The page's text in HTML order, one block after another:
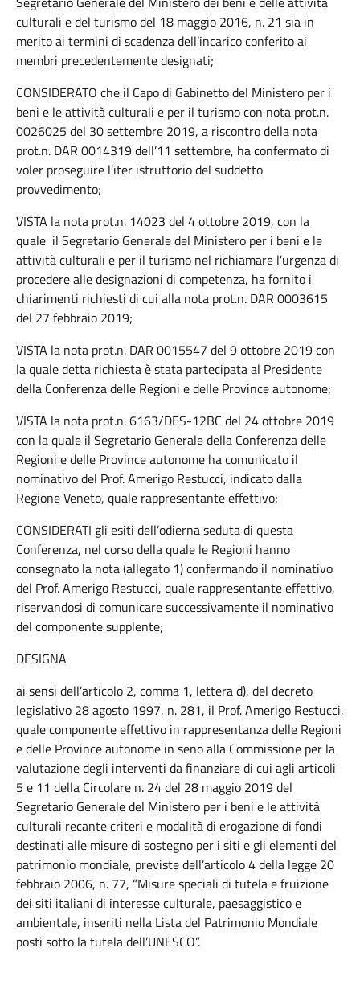
culturali e del turismo del 18 maggio 2016, n. 21 sia in
merito ai termini di scadenza dell’incarico conferito ai
membri precedentemente designati;
CONSIDERATO che il Capo di Gabinetto del Ministero per i
beni e le attività culturali e per il turismo con nota prot.n.
0026025 del 30 settembre 2019, a riscontro della nota
prot.n. DAR 0014319 dell’11 settembre, ha confermato di
voler proseguire l’iter istruttorio del suddetto
provvedimento;
VISTA la nota prot.n. 14023 del 4 ottobre 2019, con la
quale il Segretario Generale del Ministero per i beni e le
attività culturali e per il turismo nel richiamare l’urgenza di
procedere alle designazioni di competenza, ha fornito i
chiarimenti richiesti di cui alla nota prot.n. DAR 0003615
del 27 febbraio 2019;
VISTA la nota prot.n. DAR 0015547 del 9 ottobre 2019 con
la quale detta richiesta è stata partecipata al Presidente
della Conferenza delle Regioni e delle Province autonome;
VISTA la nota prot.n. 6163/DES-12BC del 24 ottobre 2019
con la quale il Segretario Generale della Conferenza delle
Regioni e delle Province autonome ha comunicato il
nominativo del Prof. Amerigo Restucci, indicato dalla
Regione Veneto, quale rappresentante effettivo;
CONSIDERATI gli esiti dell’odierna seduta di questa
Conferenza, nel corso della quale le Regioni hanno
consegnato la nota (allegato 1) confermando il nominativo
del Prof. Amerigo Restucci, quale rappresentante effettivo,
riservandosi di comunicare successivamente il nominativo
del componente supplente;
DESIGNA
ai sensi dell’articolo 2, comma 1, lettera d), del decreto
legislativo 28 agosto 1997, n. 281, il Prof. Amerigo Restucci,
quale componente effettivo in rappresentanza delle Regioni
e delle Province autonome in seno alla Commissione per la
valutazione degli interventi da finanziare di cui agli articoli
5 e 11 della Circolare n. 24 del 28 maggio 2019 del
Segretario Generale del Ministero per i beni e le attività
culturali recante criteri e modalità di erogazione di fondi
destinati alle misure di sostegno per i siti e gli elementi del
patrimonio mondiale, previste dell’articolo 4 della legge 20
febbraio 2006, n. 77, “Misure speciali di tutela e fruizione
dei siti italiani di interesse culturale, paesaggistico e
ambientale, inseriti nella Lista del Patrimonio Mondiale
posti sotto la tutela dell’UNESCO”.